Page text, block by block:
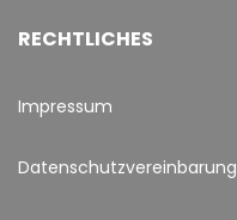
RECHTLICHES
Impressum
Datenschutzvereinbarung